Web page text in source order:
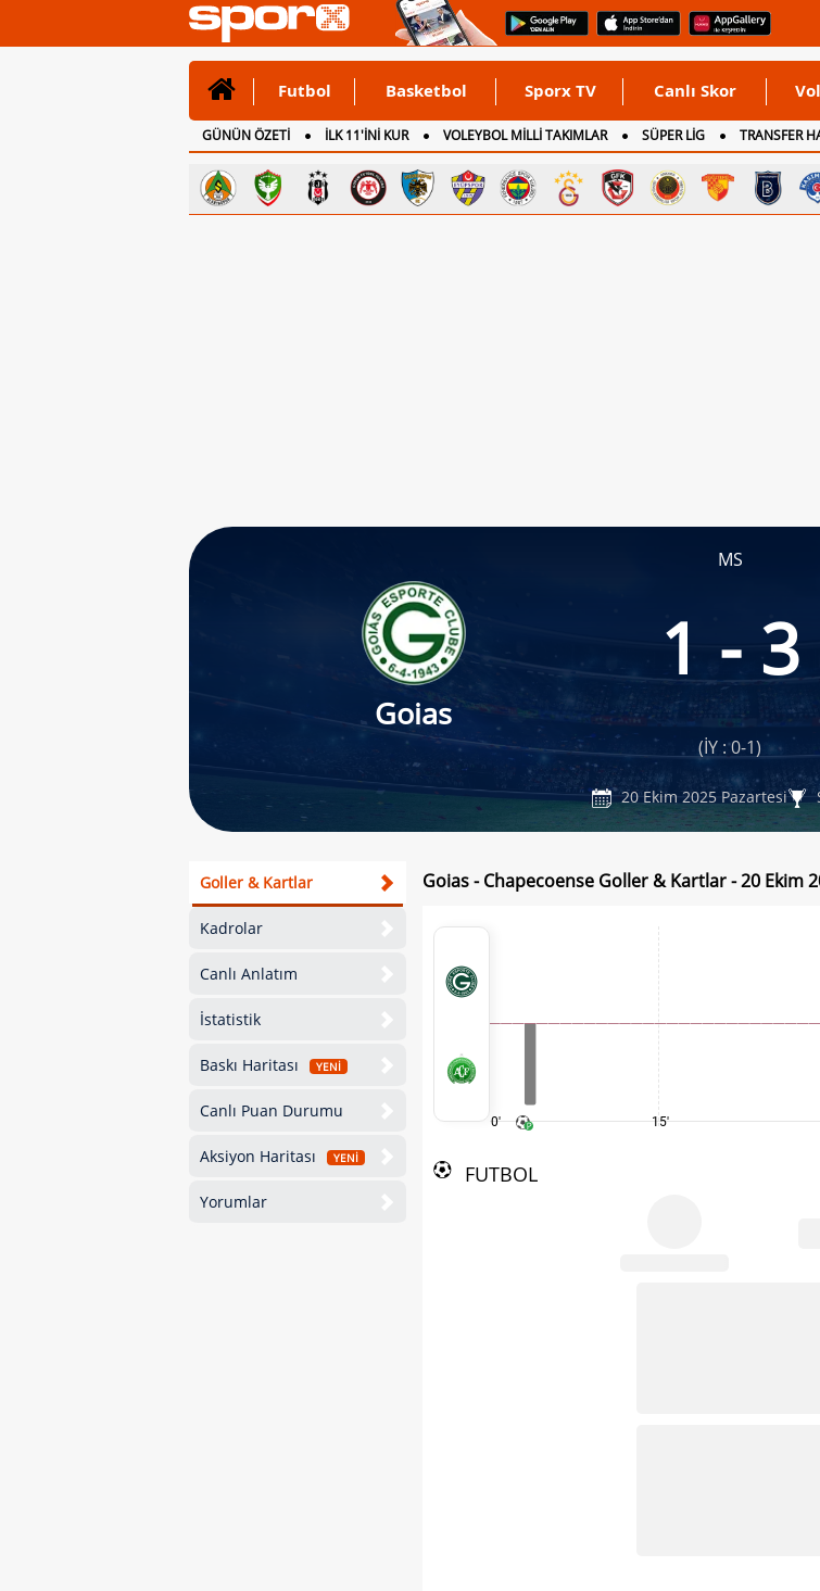
Futbol Basketbol Sporx TV Canlı Skor
GÜNÜN ÖZETİ İLK 11'İNİ KUR VOLEYBOL MİLLİ TAKIMLAR SÜPER LİG TRANSFER
CANLI ANLATIM
İNGİLTERE
MS
Goias
1 - 3
(İY : 0-1)
20 Ekim 2025 Pazartesi
Goller & Kartlar
Kadrolar
Canlı Anlatım
İstatistik
Baskı Haritası YENİ
Canlı Puan Durumu
Aksiyon Haritası YENİ
Yorumlar
Goias - Chapecoense Goller & Kartlar - 20 Ekim
0' 15'
FUTBOL